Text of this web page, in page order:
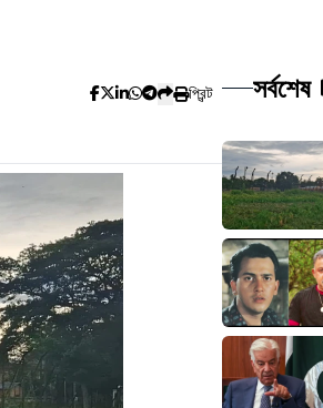
প্রিন্ট সর্বশেষ